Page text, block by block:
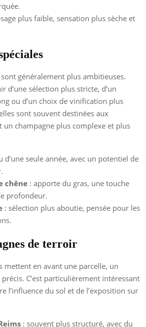
plus faible, sensation plus sèche et
sont généralement plus ambitieuses.
d’une sélection plus stricte, d’un
ou d’un choix de vinification plus
sont souvent destinées aux
un champagne plus complexe et plus
d’une seule année, avec un potentiel de
chêne : apporte du gras, une touche
profondeur.
: sélection plus aboutie, pensée pour les
de terroir
mettent en avant une parcelle, un
C’est particulièrement intéressant
l’influence du sol et de l’exposition sur
: souvent plus structuré, avec du